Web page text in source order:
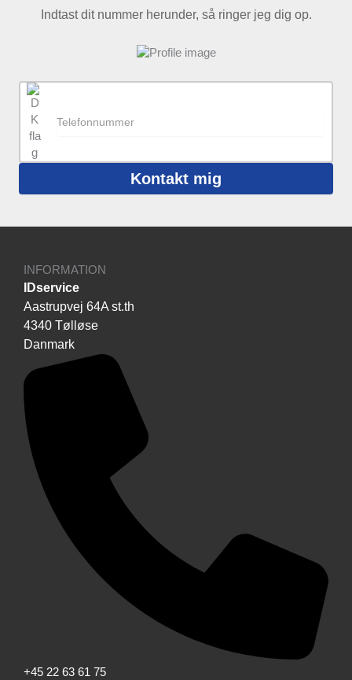
Indtast dit nummer herunder, så ringer jeg dig op.
Kontakt mig
INFORMATION
IDservice
Aastrupvej 64A st.th
4340 Tølløse
Danmark
+45 22 63 61 75